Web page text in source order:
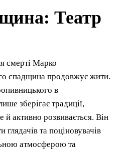
Театр
смерті Марко
спадщина продовжує жити.
в
зберігає традиції,
й активно розвивається. Він
та поціновувачів
атмосферою та